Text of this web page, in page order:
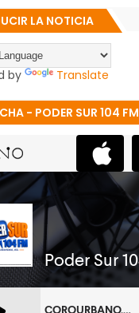
LA NOTICIA
by Translate
- PODER SUR 104 FM